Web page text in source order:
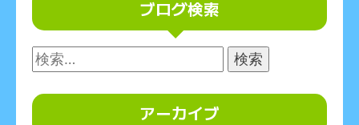
ブログ検索
検
索:
アーカイブ